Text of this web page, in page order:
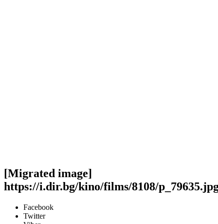
[Migrated image]
https://i.dir.bg/kino/films/8108/
Facebook
Twitter